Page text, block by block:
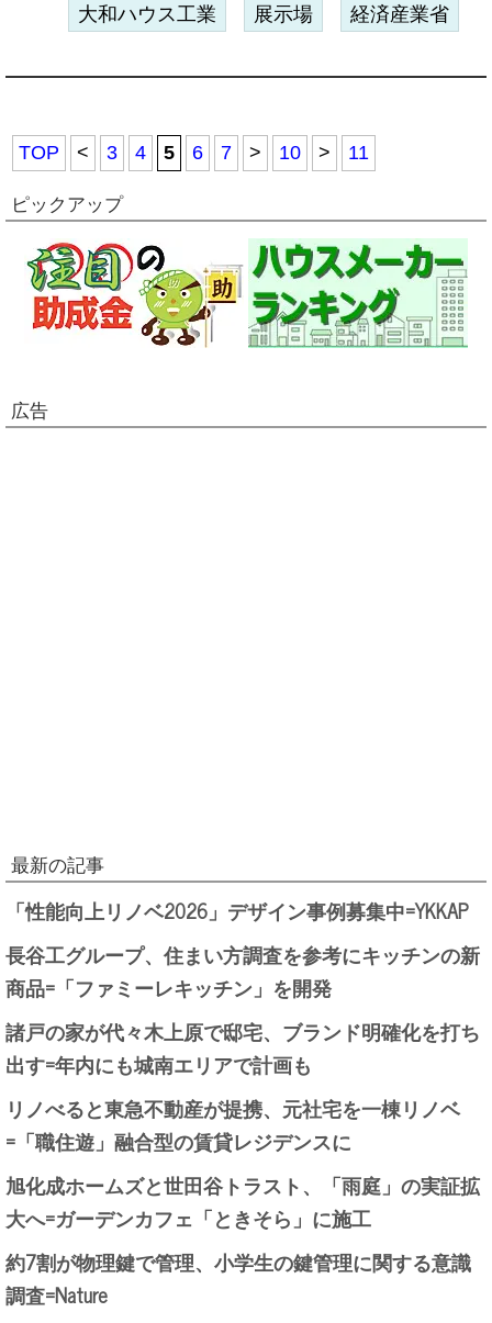
大和ハウス工業 展示場 経済産業省
TOP < 3 4 5 6 7 > 10 > 11
ピックアップ
広告
最新の記事
「性能向上リノベ2026」デザイン事例募集中=YKKAP
長谷工グループ、住まい方調査を参考にキッチンの新
商品=「ファミーレキッチン」を開発
諸戸の家が代々木上原で邸宅、ブランド明確化を打ち
出す=年内にも城南エリアで計画も
リノべると東急不動産が提携、元社宅を一棟リノベ
=「職住遊」融合型の賃貸レジデンスに
旭化成ホームズと世田谷トラスト、「雨庭」の実証拡
大へ=ガーデンカフェ「ときそら」に施工
約7割が物理鍵で管理、小学生の鍵管理に関する意識
調査=Nature